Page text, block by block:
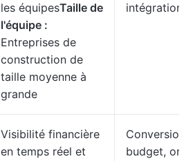
les équipesTaille de
l'équipe :
Entreprises de
construction de
taille moyenne à
grande
intégrations
Visibilité financière
en temps réel et
Conversion
budget,